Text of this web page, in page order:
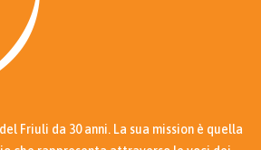
Friuli da 30 anni. La sua mission è quella